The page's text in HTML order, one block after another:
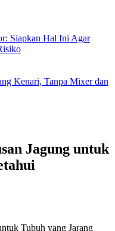
Siapkan Hal Ini Agar
Kenari, Tanpa Mixer dan
Jagung untuk